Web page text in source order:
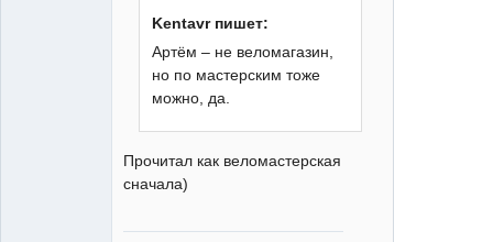
Kentavr пишет:
Артём – не веломагазин,
но по мастерским тоже
можно, да.
Прочитал как веломастерская
сначала)